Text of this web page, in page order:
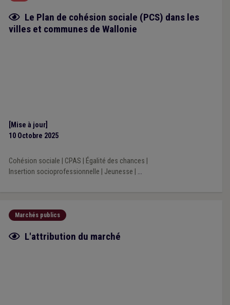
Fiche focus
Le Plan de cohésion sociale (PCS) dans les
villes et communes de Wallonie
[Mise à jour]
10 Octobre 2025
Cohésion sociale CPAS Égalité des chances
Insertion socioprofessionnelle
Jeunesse ...
Marchés publics
Fiche focus
L'attribution du marché